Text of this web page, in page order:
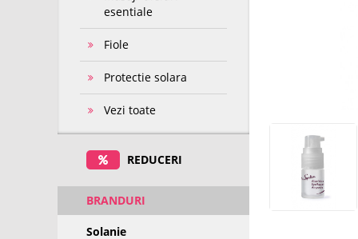
esentiale
Fiole
Protectie solara
Vezi toate
REDUCERI
BRANDURI
Solanie